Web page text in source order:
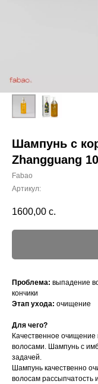
Шампунь с
Zhangguang
Fabao
Артикул:
1600,00 с.
Проблема: выпадение
кончики
Этап ухода: очищение
Для чего?
Качественное очищение
волосами. Шампунь с
задачей.
Шампунь качественно
волосам рассыпчатость